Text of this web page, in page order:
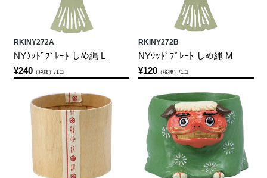
RKINY272A
NYｳｯﾄﾞﾌﾟﾚｰﾄ しめ縄 L
¥240（税抜）/1コ
RKINY272B
NYｳｯﾄﾞﾌﾟﾚｰﾄ しめ縄 M
¥120（税抜）/1コ